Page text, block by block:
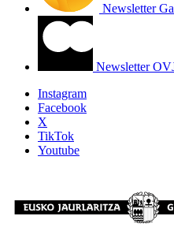
Newsletter
Newsletter
Instagram
Facebook
X
TikTok
Youtube